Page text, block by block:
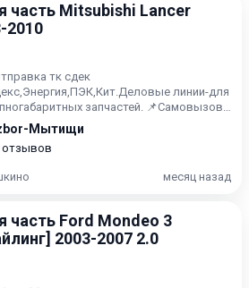
часть Mitsubishi Lancer
2010
тк сдек
линии-для
запчастей. 📌Самовызов
осуществить по адресу:
Мытищи
отзывов
месяц назад
часть Ford Mondeo 3
2003-2007 2.0